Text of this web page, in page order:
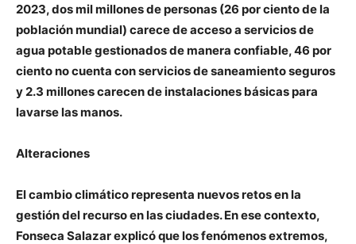
2023, dos mil millones de personas (26 por ciento de la
población mundial) carece de acceso a servicios de
agua potable gestionados de manera confiable, 46 por
ciento no cuenta con servicios de saneamiento seguros
y 2.3 millones carecen de instalaciones básicas para
lavarse las manos.
Alteraciones
El cambio climático representa nuevos retos en la
gestión del recurso en las ciudades. En ese contexto,
Fonseca Salazar explicó que los fenómenos extremos,